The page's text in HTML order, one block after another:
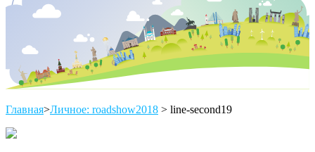
Главная>Личное: roadshow2018 > line-second19